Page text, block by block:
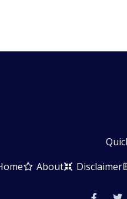
About Disclaimer
F